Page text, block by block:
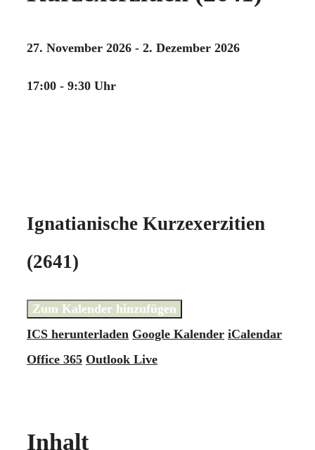
27. November 2026 - 2. Dezember 2026
17:00 - 9:30 Uhr
Ignatianische Kurzexerzitien
(2641)
Zum Kalender hinzufügen
ICS herunterladen Google Kalender iCalendar
Office 365 Outlook Live
Inhalt